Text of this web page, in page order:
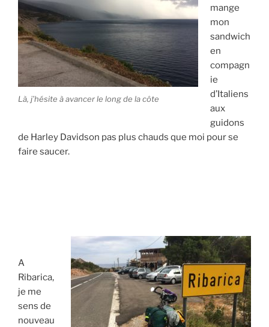
Là, j’hésite à avancer le long de la côte
mange
mon
sandwich
en
compagn
ie
d’Italiens
aux
guidons
de Harley Davidson pas plus chauds que moi pour se
faire saucer.
A
Ribarica,
je me
sens de
nouveau